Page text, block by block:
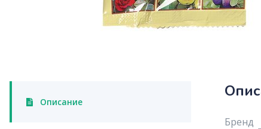
Описание
Бренд